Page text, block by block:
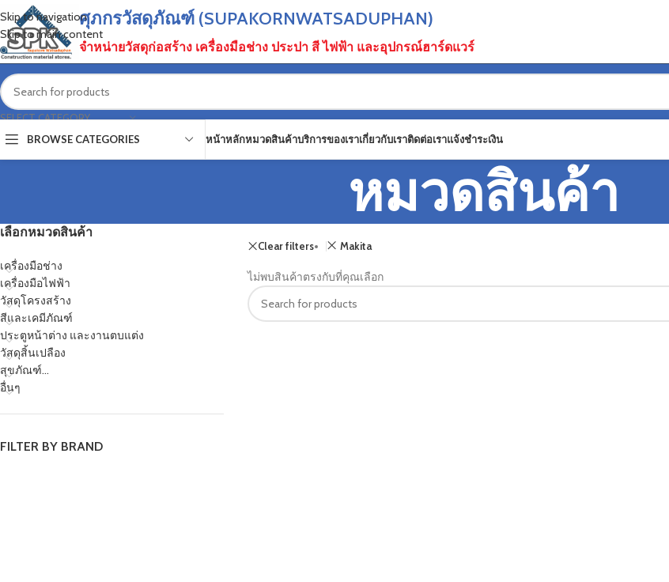
Skip to navigation
Skip to main content
ศุภกรวัสดุภัณฑ์ (SUPAKORNWATSADUPHAN)
จำหน่ายวัสดุก่อสร้าง เครื่องมือช่าง ประปา สี ไฟฟ้า และอุปกรณ์ฮาร์ดแวร์
SELECT CATEGORY
BROWSE CATEGORIES
หน้าหลักหมวดสินค้าบริการของเราเกี่ยวกับเราติดต่อเราแจ้งชำระเงิน
หมวดสินค้า
เลือกหมวดสินค้า
เครื่องมือช่าง
เครื่องมือไฟฟ้า
วัสดุโครงสร้าง
สีและเคมีภัณฑ์
ประตูหน้าต่าง และงานตบแต่ง
วัสดุสิ้นเปลือง
สุขภัณฑ์...
อื่นๆ
FILTER BY BRAND
Clear filters Makita
ไม่พบสินค้าตรงกับที่คุณเลือก